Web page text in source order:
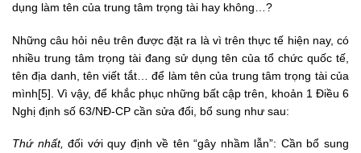
dụng làm tên của trung tâm trọng tài hay không…?
Những câu hỏi nêu trên được đặt ra là vì trên thực tế hiện nay, có
nhiều trung tâm trọng tài đang sử dụng tên của tổ chức quốc tế,
tên địa danh, tên viết tắt… để làm tên của trung tâm trọng tài của
mình[5]. Vì vậy, để khắc phục những bất cập trên, khoản 1 Điều 6
Nghị định số 63/NĐ-CP cần sửa đổi, bổ sung như sau:
Thứ nhất, đối với quy định về tên “gây nhầm lẫn”: Cần bổ sung